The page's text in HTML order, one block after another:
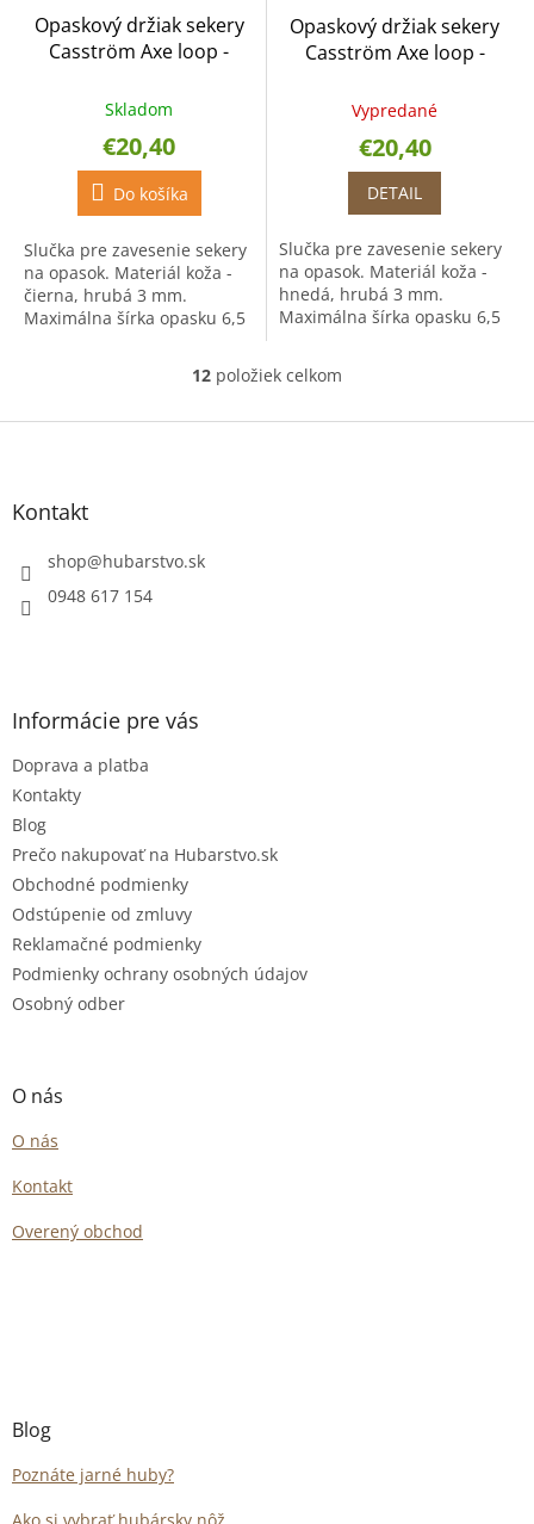
Opaskový držiak sekery
Casström Axe loop -
Skladom
€20,40
Do košíka
Slučka pre zavesenie sekery
na opasok. Materiál koža -
čierna, hrubá 3 mm.
Maximálna šírka opasku 6,5
Opaskový držiak sekery
Casström Axe loop -
Vypredané
€20,40
DETAIL
Slučka pre zavesenie sekery
na opasok. Materiál koža -
hnedá, hrubá 3 mm.
Maximálna šírka opasku 6,5
O
l
12 položiek celkom
Z
Kontakt
shop@hubarstvo.sk
0948 617 154
Informácie pre vás
Doprava a platba
Kontakty
Blog
Prečo nakupovať na Hubarstvo.sk
Obchodné podmienky
Odstúpenie od zmluvy
Reklamačné podmienky
Podmienky ochrany osobných údajov
Osobný odber
O nás
O nás
Kontakt
Overený obchod
Blog
Poznáte jarné huby?